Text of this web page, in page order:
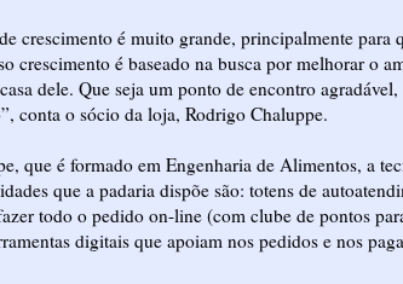
crescimento é muito grande, principalmente para
crescimento é baseado na busca por melhorar o
dele. Que seja um ponto de encontro
conta o sócio da loja, Rodrigo Chaluppe.
que é formado em Engenharia de Alimentos, a
que a padaria dispõe são: totens de
todo o pedido on-line (com clube de pontos
digitais que apoiam nos pedidos e nos